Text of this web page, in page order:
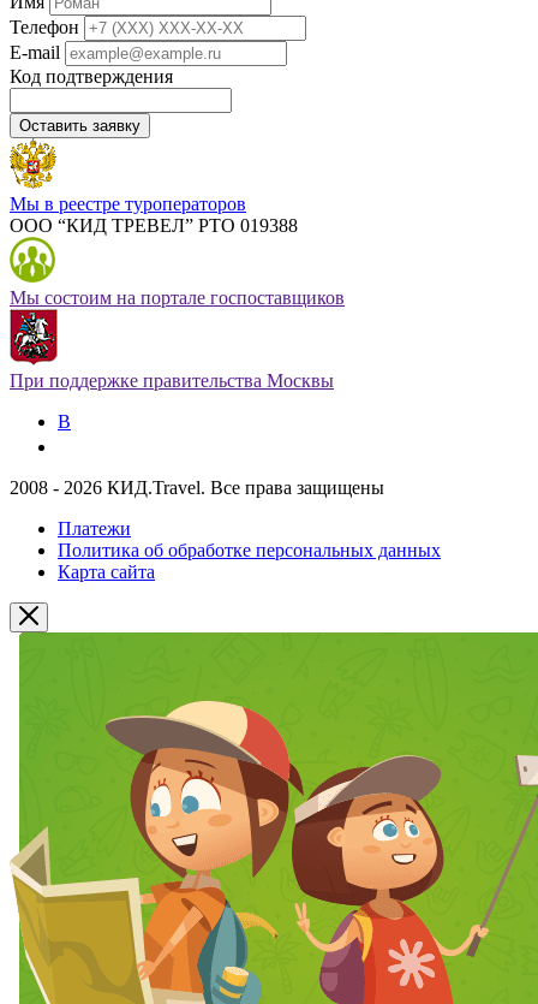
Телефон
E-mail
Код подтверждения
Оставить заявку
Мы в реестре туроператоров
ООО “КИД ТРЕВЕЛ” РТО 019388
Мы состоим на портале госпоставщиков
При поддержке правительства Москвы
В
2008 - 2026 КИД.Travel. Все права защищены
Платежи
Политика об обработке персональных данных
Карта сайта